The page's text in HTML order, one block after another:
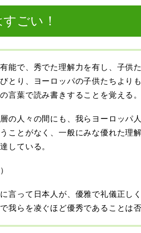
ごい！
能で、秀でた理解力を有し、子供
とり、ヨーロッパの子供たちより
言葉で読み書きすることを覚える。
の人々の間にも、我らヨーロッパ
ことがなく、一般にみな優れた理
している。
言って日本人が、優雅で礼儀正し
で我らを凌ぐほど優秀であることは